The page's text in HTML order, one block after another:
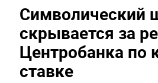
Символический
скрывается за
Центробанка по
ставке